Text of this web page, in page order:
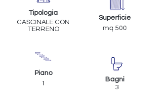
Tipologia
CASCINALE CON
TERRENO
Piano
1
Superficie
mq 500
Bagni
3